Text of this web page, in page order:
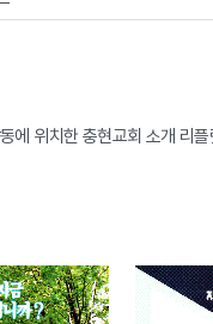
에 위치한 충현교회 소개 리